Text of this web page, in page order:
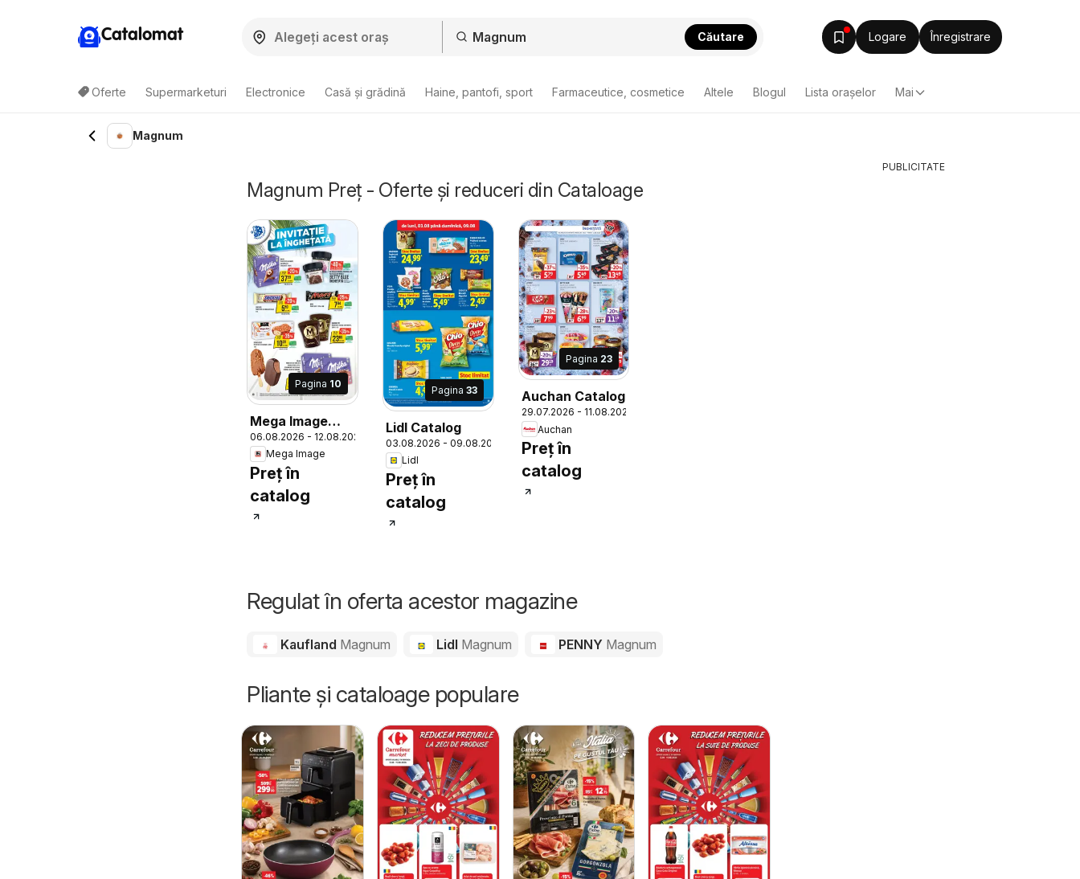
Catalomat Căutare Logare Înregistrare
Oferte Supermarketuri Electronice Casă și grădină Haine, pantofi, sport Farmaceutice, cosmetice Altele Blogul Lista oraşelor Mai
Magnum
Magnum Preț - Oferte și reduceri din Cataloage
Pagina 10
Mega Image
Catalog
06.08.2026 - 12.08.2026
Mega Image
Preț în
catalog
Pagina 33
Lidl Catalog
03.08.2026 - 09.08.2026
Lidl
Preț în
catalog
Pagina 23
Auchan Catalog
29.07.2026 - 11.08.2026
Auchan
Preț în
catalog
Regulat în oferta acestor magazine
Kaufland Magnum Lidl Magnum PENNY Magnum
Pliante și cataloage populare
PUBLICITATE